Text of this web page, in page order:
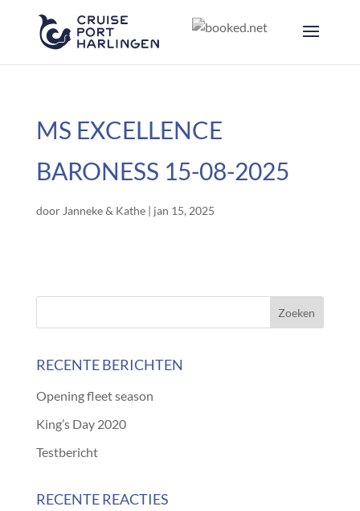
MS EXCELLENCE
BARONESS 15-08-2025
door Janneke & Kathe| jan 15, 2025
RECENTE BERICHTEN
Opening fleet season
King’s Day 2020
Testbericht
RECENTE REACTIES